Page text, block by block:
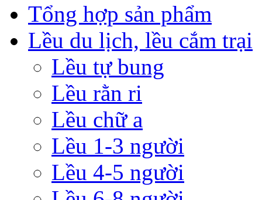
Tổng hợp sản phẩm
Lều du lịch, lều cắm trại
Lều tự bung
Lều rằn ri
Lều chữ a
Lều 1-3 người
Lều 4-5 người